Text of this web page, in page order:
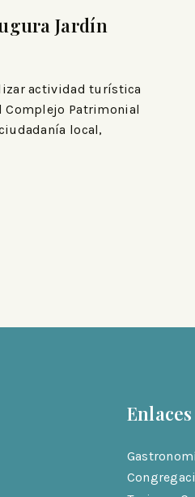
Jardín
actividad turística
Complejo Patrimonial
local,